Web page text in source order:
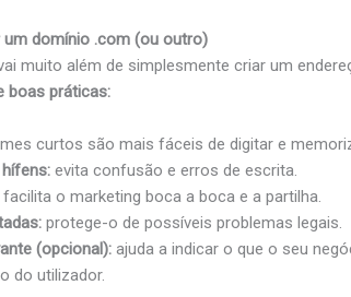
domínio .com (ou outro)
muito além de simplesmente criar um
boas práticas:
curtos são mais fáceis de digitar e
evita confusão e erros de escrita.
facilita o marketing boca a boca e a partilha.
protege-o de possíveis problemas legais.
(opcional): ajuda a indicar o que o seu
do utilizador.